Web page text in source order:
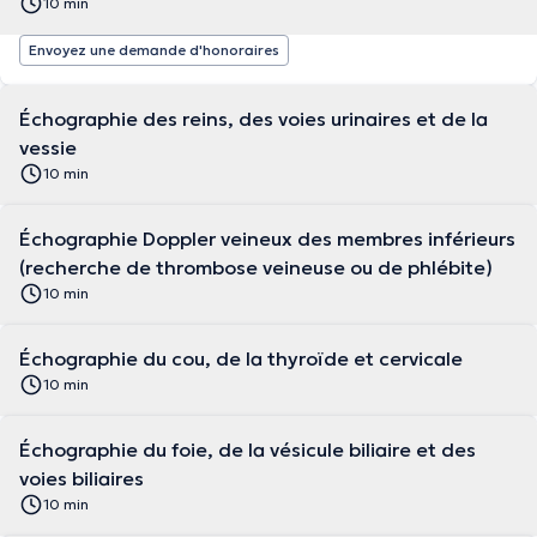
Envoyez une demande d'honoraires
Échographie des reins, des voies urinaires et de la
vessie
10 min
Échographie Doppler veineux des membres inférieurs
(recherche de thrombose veineuse ou de phlébite)
10 min
Échographie du cou, de la thyroïde et cervicale
10 min
Échographie du foie, de la vésicule biliaire et des
voies biliaires
10 min